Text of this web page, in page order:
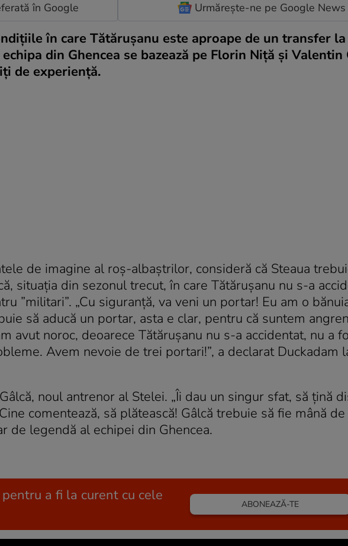
în Google Urmărește-ne pe Google News
în care Tătăruşanu este aproape de un transfer la
din Ghencea se bazează pe Florin Niţă şi Valentin
de experienţă.
de imagine al roş-albaştrilor, consideră că Steaua
situaţia din sezonul trecut, în care Tătăruşanu nu s-a
”militari”. „Cu siguranţă, va veni un portar! Eu am o
să aducă un portar, asta e clar, pentru că suntem
avut noroc, deoarece Tătăruşanu nu s-a accidentat, nu a
Avem nevoie de trei portari!”, a declarat Duckadam
noul antrenor al Stelei. „Îi dau un singur sfat, să ţină
comentează, să plătească! Gâlcă trebuie să fie mână
de legendă al echipei din Ghencea.
pentru a fi la curent cu cele
ABONEAZĂ-TE